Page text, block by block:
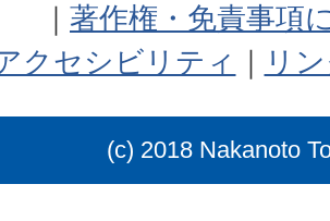
著作権・免責事項
クセシビリティ
リ
(c) 2018 Nakanoto